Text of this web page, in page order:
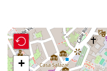
+